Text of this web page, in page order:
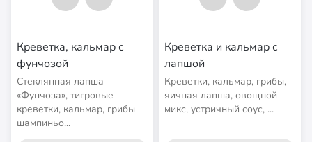
Креветка, кальмар с
фунчозой
Стеклянная лапша
«Фунчоза», тигровые
креветки, кальмар, грибы
шампиньо...
Креветка и кальмар с
лапшой
Креветки, кальмар, грибы,
яичная лапша, овощной
микс, устричный соус, ...